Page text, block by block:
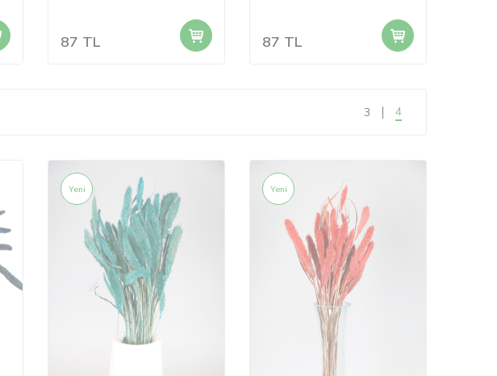
87 TL 87 TL
3 4
Yeni Yeni